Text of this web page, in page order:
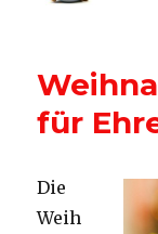
für
Die
Weih